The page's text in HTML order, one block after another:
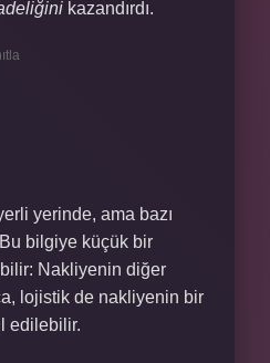
kazandırdı.
yerinde, ama bazı
bilgiye küçük bir
Nakliyenin diğer
lojistik de nakliyenin bir
edilebilir.